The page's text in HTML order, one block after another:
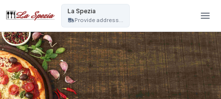
La Spezia
Provide address...